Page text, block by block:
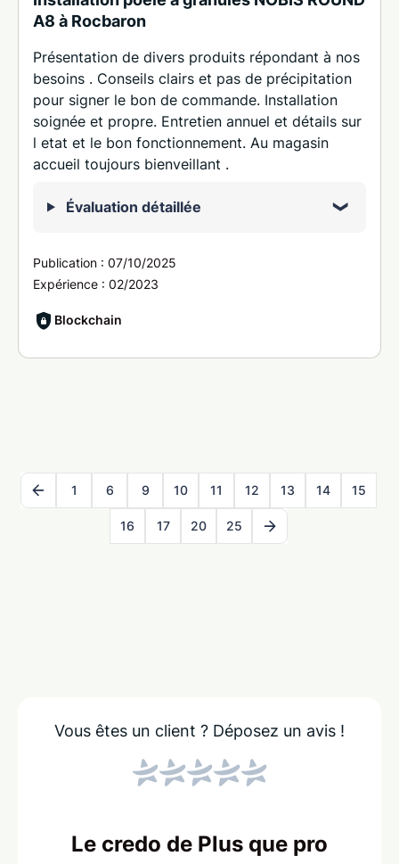
A8 à Rocbaron
Présentation de divers produits répondant à nos
besoins . Conseils clairs et pas de précipitation
pour signer le bon de commande. Installation
soignée et propre. Entretien annuel et détails sur
l etat et le bon fonctionnement. Au magasin
accueil toujours bienveillant .
Évaluation détaillée
Publication : 07/10/2025
Expérience : 02/2023
Blockchain
1 6 9 10 11 12 13 14 15
16 17 20 25
Vous êtes un client ? Déposez un avis !
Le credo de Plus que pro